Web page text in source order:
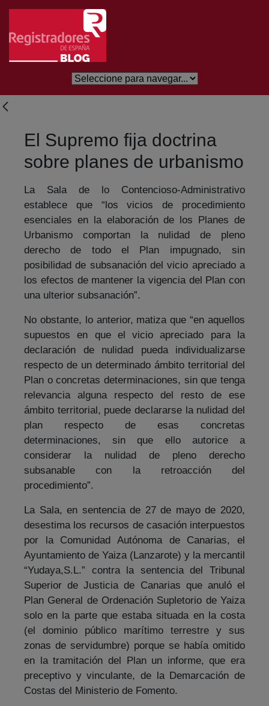
Salta al contingut principal
El Supremo fija doctrina
sobre planes de urbanismo
La Sala de lo Contencioso-Administrativo
establece que “los vicios de procedimiento
esenciales en la elaboración de los Planes de
Urbanismo comportan la nulidad de pleno
derecho de todo el Plan impugnado, sin
posibilidad de subsanación del vicio apreciado a
los efectos de mantener la vigencia del Plan con
una ulterior subsanación”.
No obstante, lo anterior, matiza que “en aquellos
supuestos en que el vicio apreciado para la
declaración de nulidad pueda individualizarse
respecto de un determinado ámbito territorial del
Plan o concretas determinaciones, sin que tenga
relevancia alguna respecto del resto de ese
ámbito territorial, puede declararse la nulidad del
plan respecto de esas concretas
determinaciones, sin que ello autorice a
considerar la nulidad de pleno derecho
subsanable con la retroacción del
procedimiento”.
La Sala, en sentencia de 27 de mayo de 2020,
desestima los recursos de casación interpuestos
por la Comunidad Autónoma de Canarias, el
Ayuntamiento de Yaiza (Lanzarote) y la mercantil
“Yudaya,S.L.” contra la sentencia del Tribunal
Superior de Justicia de Canarias que anuló el
Plan General de Ordenación Supletorio de Yaiza
solo en la parte que estaba situada en la costa
(el dominio público marítimo terrestre y sus
zonas de servidumbre) porque se había omitido
en la tramitación del Plan un informe, que era
preceptivo y vinculante, de la Demarcación de
Costas del Ministerio de Fomento.